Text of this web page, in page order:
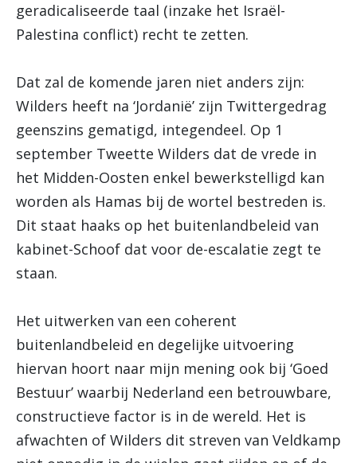
geradicaliseerde taal (inzake het Israël-
Palestina conflict) recht te zetten.
Dat zal de komende jaren niet anders zijn:
Wilders heeft na ‘Jordanië’ zijn Twittergedrag
geenszins gematigd, integendeel. Op 1
september Tweette Wilders dat de vrede in
het Midden-Oosten enkel bewerkstelligd kan
worden als Hamas bij de wortel bestreden is.
Dit staat haaks op het buitenlandbeleid van
kabinet-Schoof dat voor de-escalatie zegt te
staan.
Het uitwerken van een coherent
buitenlandbeleid en degelijke uitvoering
hiervan hoort naar mijn mening ook bij ‘Goed
Bestuur’ waarbij Nederland een betrouwbare,
constructieve factor is in de wereld. Het is
afwachten of Wilders dit streven van Veldkamp